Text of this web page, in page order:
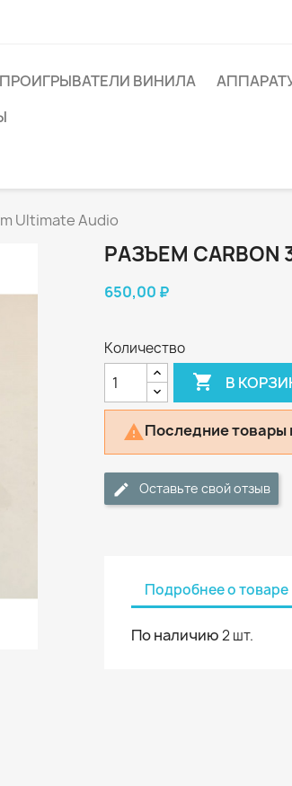
ПРОИГРЫВАТЕЛИ ВИНИЛА
Ultimate Audio
РАЗЪЕМ CARBON
650,00 ₽
Количество
 В
Последние товары
Оставьте свой отзыв
Подробнее о товаре
По наличию2 шт.